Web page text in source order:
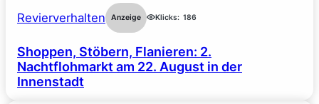
Revierverhalten Anzeige Klicks: 186
Shoppen, Stöbern, Flanieren: 2.
Nachtflohmarkt am 22. August in der
Innenstadt